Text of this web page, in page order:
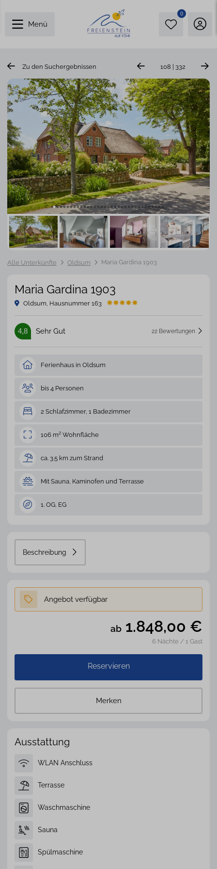
Menü
0
Zu den Suchergebnissen 108 | 332
Alle Unterkünfte Oldsum Maria Gardina 1903
Maria Gardina 1903
Oldsum, Hausnummer 163
4,8 Sehr Gut 22 Bewertungen
Ferienhaus in Oldsum
bis 4 Personen
2 Schlafzimmer, 1 Badezimmer
106 m² Wohnfläche
ca. 3.5 km zum Strand
Mit Sauna, Kaminofen und Terrasse
1. OG, EG
Beschreibung
ab 1.848,00 €
6 Nächte / 1 Gast
Reservieren
Merken
Ausstattung
WLAN Anschluss
Terrasse
Waschmaschine
Sauna
Spülmaschine